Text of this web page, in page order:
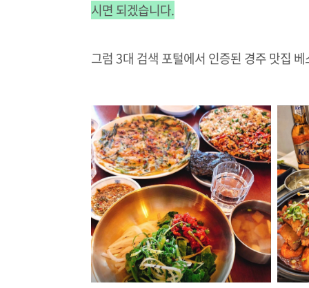
시면 되겠습니다.
그럼 3대 검색 포털에서 인증된 경주 맛집